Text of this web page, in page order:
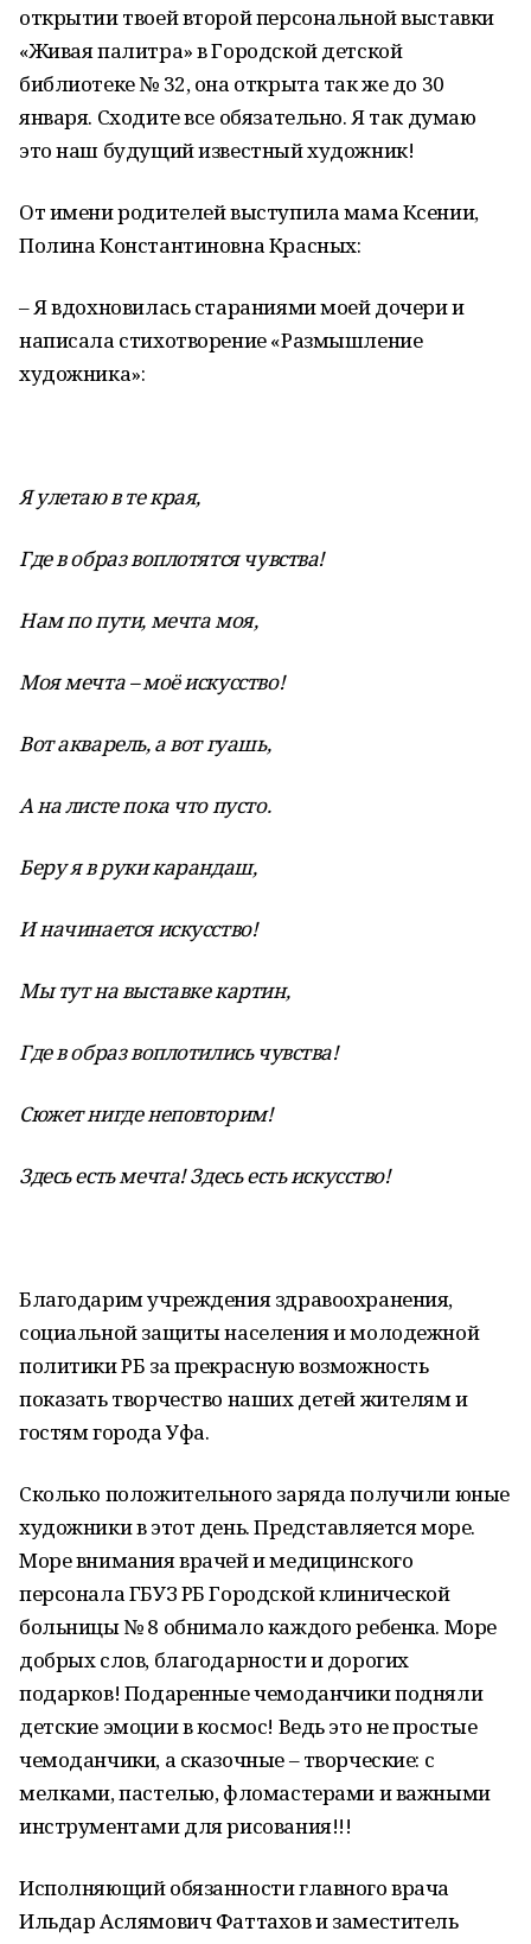
открытии твоей второй персональной выставки
«Живая палитра» в Городской детской
библиотеке № 32, она открыта так же до 30
января. Сходите все обязательно. Я так думаю
это наш будущий известный художник!
От имени родителей выступила мама Ксении,
Полина Константиновна Красных:
– Я вдохновилась стараниями моей дочери и
написала стихотворение «Размышление
художника»:
Я улетаю в те края,
Где в образ воплотятся чувства!
Нам по пути, мечта моя,
Моя мечта – моё искусство!
Вот акварель, а вот гуашь,
А на листе пока что пусто.
Беру я в руки карандаш,
И начинается искусство!
Мы тут на выставке картин,
Где в образ воплотились чувства!
Сюжет нигде неповторим!
Здесь есть мечта! Здесь есть искусство!
Благодарим учреждения здравоохранения,
социальной защиты населения и молодежной
политики РБ за прекрасную возможность
показать творчество наших детей жителям и
гостям города Уфа.
Сколько положительного заряда получили юные
художники в этот день. Представляется море.
Море внимания врачей и медицинского
персонала ГБУЗ РБ Городской клинической
больницы № 8 обнимало каждого ребенка. Море
добрых слов, благодарности и дорогих
подарков! Подаренные чемоданчики подняли
детские эмоции в космос! Ведь это не простые
чемоданчики, а сказочные – творческие: с
мелками, пастелью, фломастерами и важными
инструментами для рисования!!!
Исполняющий обязанности главного врача
Ильдар Аслямович Фаттахов и заместитель